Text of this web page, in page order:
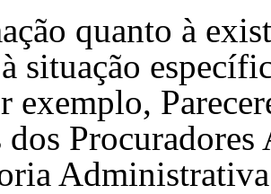
quanto à
situação
exemplo,
dos